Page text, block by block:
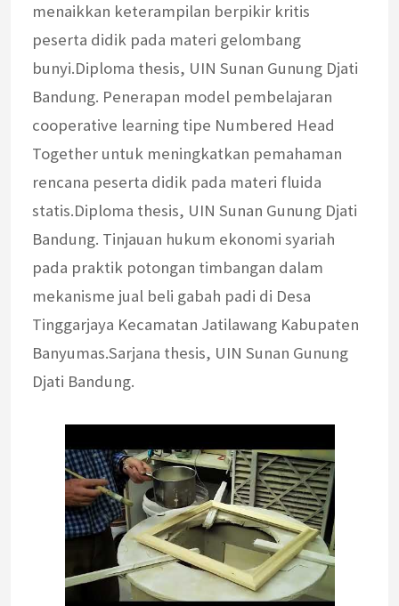
menaikkan keterampilan berpikir kritis
peserta didik pada materi gelombang
bunyi.Diploma thesis, UIN Sunan Gunung Djati
Bandung. Penerapan model pembelajaran
cooperative learning tipe Numbered Head
Together untuk meningkatkan pemahaman
rencana peserta didik pada materi fluida
statis.Diploma thesis, UIN Sunan Gunung Djati
Bandung. Tinjauan hukum ekonomi syariah
pada praktik potongan timbangan dalam
mekanisme jual beli gabah padi di Desa
Tinggarjaya Kecamatan Jatilawang Kabupaten
Banyumas.Sarjana thesis, UIN Sunan Gunung
Djati Bandung.